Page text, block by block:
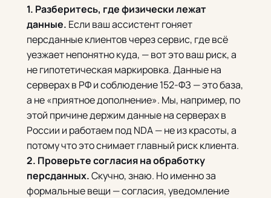
1. Разберитесь, где физически лежат
данные. Если ваш ассистент гоняет
персданные клиентов через сервис, где всё
уезжает непонятно куда, — вот это ваш риск, а
не гипотетическая маркировка. Данные на
серверах в РФ и соблюдение 152-ФЗ — это база,
а не «приятное дополнение». Мы, например, по
этой причине держим данные на серверах в
России и работаем под NDA — не из красоты, а
потому что это снимает главный риск клиента.
2. Проверьте согласия на обработку
персданных.Скучно, знаю. Но именно за
формальные вещи — согласия, уведомление